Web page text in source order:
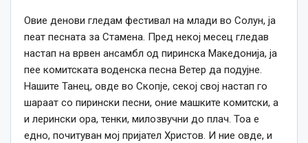
Овие денови гледам фестивал на млади во Солун, ја
пеат песната за Стамена. Пред некој месец гледав
настап на врвен ансамбл од пиринска Македонија, ја
пее комитската воденска песна Ветер да подујне.
Нашите Танец, овде во Скопје, секој свој настап го
шараат со пирински песни, оние машките комитски, а
и лерински ора, тенки, милозвучни до плач. Тоа е
едно, почитуван мој пријател Христов. И ние овде, и